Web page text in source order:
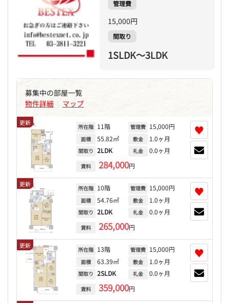
管理費
15,000円
間取り
1SLDK～3LDK
募集中の部屋一覧
物件詳細 | マップ
更新
所在階 11階
面積 55.82㎡
間取り 2LDK
賃料 284,000円
管理費 15,000円
敷金 1.0ヶ月
礼金 0.0ヶ月
♥
更新
所在階 10階
面積 54.76㎡
間取り 2LDK
賃料 265,000円
管理費 15,000円
敷金 1.0ヶ月
礼金 0.0ヶ月
♥
更新
所在階 13階
面積 63.39㎡
間取り 2SLDK
賃料 359,000円
管理費 15,000円
敷金 1.0ヶ月
礼金 0.0ヶ月
♥